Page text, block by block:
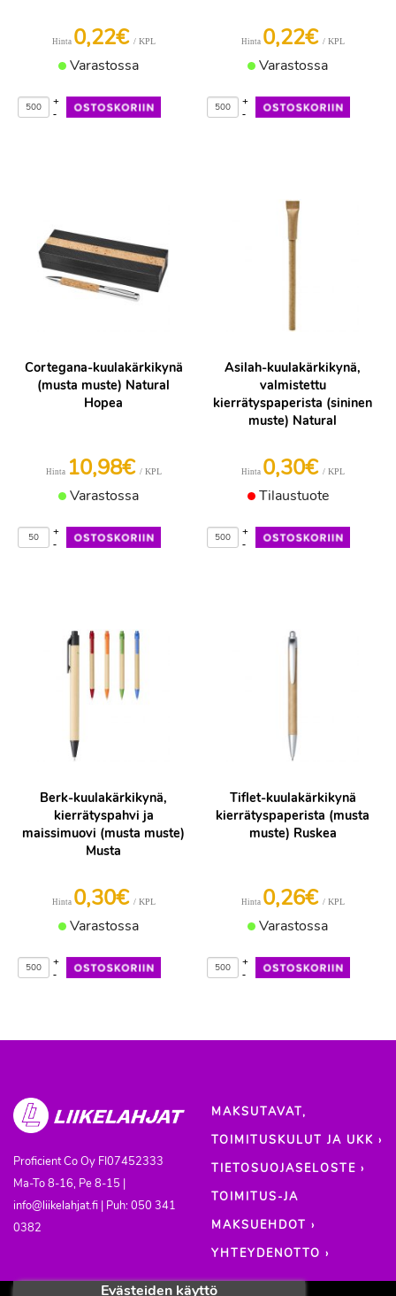
Hinta 0,22€ / KPL
Varastossa
-
+
Hinta 0,22€ / KPL
Varastossa
-
+
Cortegana-kuulakärkikynä
(musta muste) Natural
Hopea
Hinta 10,98€ / KPL
Varastossa
-
+
Asilah-kuulakärkikynä,
valmistettu
kierrätyspaperista (sininen
muste) Natural
Hinta 0,30€ / KPL
Tilaustuote
-
+
Berk-kuulakärkikynä,
kierrätyspahvi ja
maissimuovi (musta muste)
Musta
Hinta 0,30€ / KPL
Varastossa
-
+
Tiflet-kuulakärkikynä
kierrätyspaperista (musta
muste) Ruskea
Hinta 0,26€ / KPL
Varastossa
-
+
Proficient Co Oy FI07452333
Ma-To 8-16, Pe 8-15 |
info@liikelahjat.fi | Puh: 050 341
0382
MAKSUTAVAT,
TOIMITUSKULUT JA UKK ›
TIETOSUOJASELOSTE ›
TOIMITUS-JA
MAKSUEHDOT ›
YHTEYDENOTTO ›
Evästeiden käyttö